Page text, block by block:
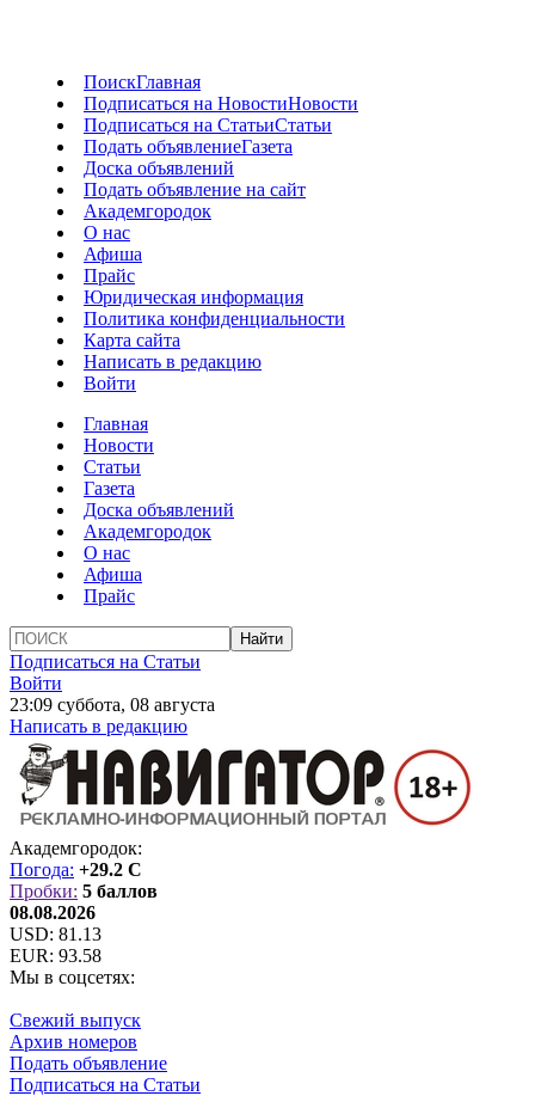
ПоискГлавная
Подписаться на НовостиНовости
Подписаться на СтатьиСтатьи
Подать объявлениеГазета
Доска объявлений
Подать объявление на сайт
Академгородок
О нас
Афиша
Прайс
Юридическая информация
Политика конфиденциальности
Карта сайта
Написать в редакцию
Войти
Главная
Новости
Статьи
Газета
Доска объявлений
Академгородок
О нас
Афиша
Прайс
Подписаться на Статьи
Войти
23:09 суббота, 08 августа
Написать в редакцию
Академгородок:
Погода: +29.2 C
Пробки: 5 баллов
08.08.2026
USD: 81.13
EUR: 93.58
Мы в соцсетях:
Свежий выпуск
Архив номеров
Подать объявление
Подписаться на Статьи